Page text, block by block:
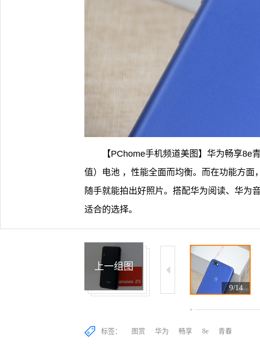
【PChome手机频道美图】华为畅享
值）电池 ，性能全面而均衡。而在功能方面
随手就能拍出好照片。搭配华为阅读、华为
适合的选择。
9/14
上一组图
标签： 图赏 华为 畅享 8e 青春